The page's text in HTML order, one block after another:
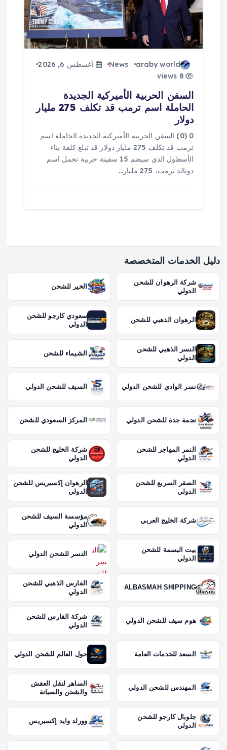
araby world
News
أغسطس 6, 2026
8 views
السفن الحربية الأميركية الجديدة
الحاملة اسم ترمب قد تكلف 275 مليار
دولار
0 (0) السفن الحربية الأميركية الجديدة الحاملة اسم
ترمب قد تكلف 275 مليار دولار قد تبلغ كلفة بناء
الأسطول الذي سيضم 15 سفينة حربية تحمل اسم
دونالد ترمب، 275 مليار…
دليل الخدمات المتخصصة
شركة الرهوان للشحن
الدولي
الخير للشحن
الرهوان الذهبي للشحن
سعودي كارجو للشحن
الدولي
النسر الذهبي للشحن
الدولي
الشيماء للشحن
نسر الوادي للشحن الدولي السيف للشحن الدولي
نجمة جدة للشحن الدولي المركز السعودي للشحن
النمر المهاجر للشحن
الدولي
شركة الخليج للشحن
الدولي
الصقر السريع للشحن
الدولي
الرهوان إكسبريس للشحن
الدولي
شركة الخليج العربي
مؤسسة السيف للشحن
الدولي
بيت البسمة للشحن
الدولي
النسر للشحن الدولي
ALBASMAH SHIPPING
الفارس الذهبي للشحن
الدولي
هوم سيف للشحن الدولي
شركة الفارس للشحن
الدولي
السعد للخدمات العامة حول العالم للشحن الدولي
المهندس للشحن الدولي
الساهر لنقل العفش
والشحن والصيانة
جلوبال كارجو للشحن
الدولي
وورلد وايد إكسبريس